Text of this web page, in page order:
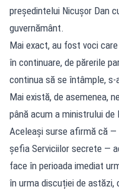
președintelui Nicușor Dan
guvernământ.
Mai exact, au fost voci
în continuare, de părerile
continua să se întâmple,
Mai există, de asemenea,
până acum a ministrului
Aceleași surse afirmă că
șefia Serviciilor secrete —
face în perioada imediat
în urma discuției de astăzi,